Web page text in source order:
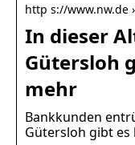
http s://www.nw.de
In dieser
Gütersloh
mehr
Bankkunden
Gütersloh gibt